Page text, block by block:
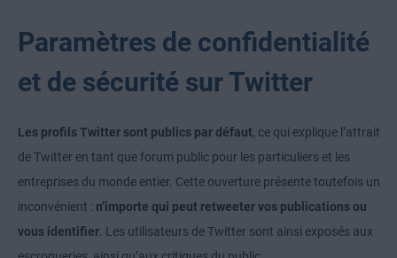
Paramètres de confidentialité
et de sécurité sur Twitter
Les profils Twitter sont publics par défaut , ce qui explique l’attrait
de Twitter en tant que forum public pour les particuliers et les
entreprises du monde entier. Cette ouverture présente toutefois un
inconvénient : n’importe qui peut retweeter vos publications ou
vous identifier . Les utilisateurs de Twitter sont ainsi exposés aux